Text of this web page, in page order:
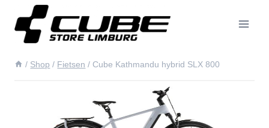
Doorgaan
naar
inhoud
/ Shop / Fietsen / Cube Kathmandu hybrid SLX 800